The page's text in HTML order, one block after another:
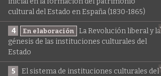
cultural del Estado en España (1830-1865)
4 En elaboración
La Revolución liberal y la
génesis de las instituciones culturales del
Estado
5
El sistema de instituciones culturales del